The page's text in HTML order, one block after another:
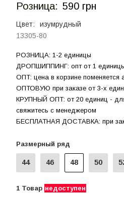
Розница: 590 грн
Цвет:
изумрудный
13305-80
РОЗНИЦА: 1-2 единицы
ДРОПШИППИНГ: опт от 1
ОПТ: цена в корзине поменяется
ОПТОВУЮ при заказе от 3-х
КРУПНЫЙ ОПТ: от 20 единиц -
свяжитесь с менеджером
БЕСПЛАТНАЯ ДОСТАВКА: при
44 46 48 50
1 Товар недоступен